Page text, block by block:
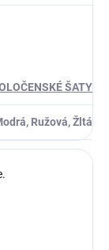
ŠATY
Ružová, Žltá